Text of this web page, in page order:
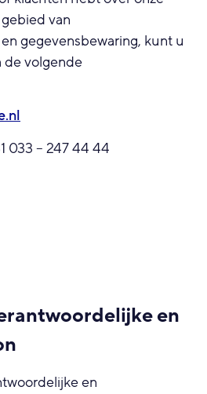
van
gegevensbewaring, kunt u
de volgende
033 – 247 44 44
en
en